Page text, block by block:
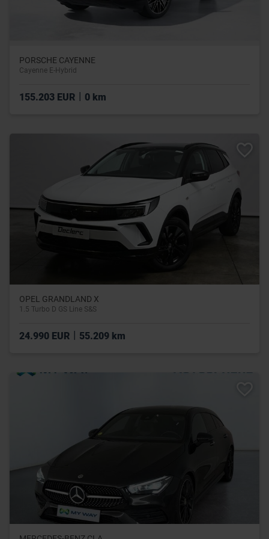
PORSCHE CAYENNE
Cayenne E-Hybrid
155.203 EUR | 0 km
OPEL GRANDLAND X
1.5 Turbo D GS Line S&S
24.990 EUR 55.209 km